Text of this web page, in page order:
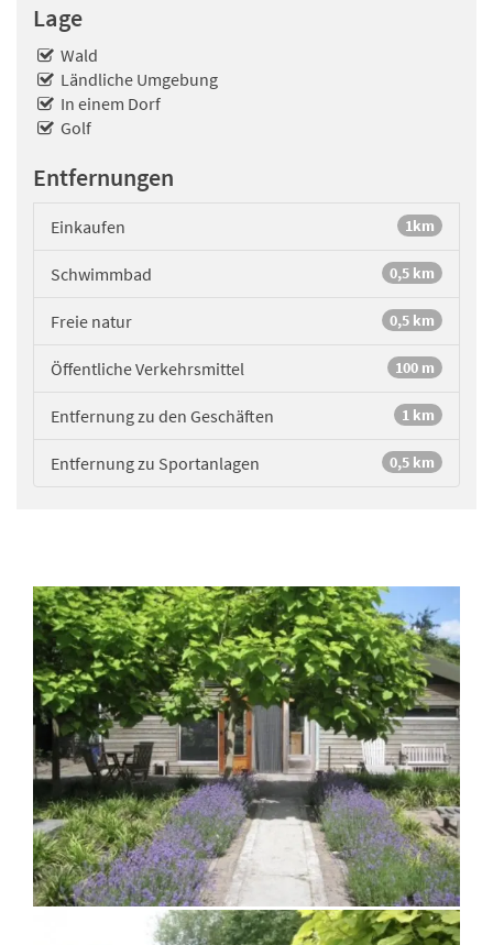
Lage
Wald
Ländliche Umgebung
In einem Dorf
Golf
Entfernungen
Einkaufen 1km
Schwimmbad 0,5 km
Freie natur 0,5 km
Öffentliche Verkehrsmittel 100 m
Entfernung zu den Geschäften 1 km
Entfernung zu Sportanlagen 0,5 km